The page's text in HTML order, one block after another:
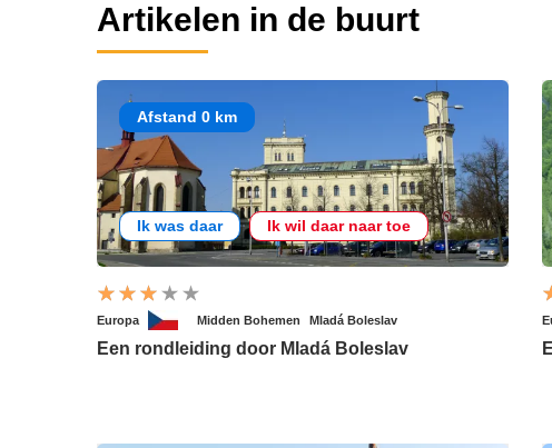
Artikelen in de buurt
Afstand 0 km
Ik was daar Ik wil daar naar toe
Europa Midden Bohemen Mladá Boleslav
Een rondleiding door Mladá Boleslav